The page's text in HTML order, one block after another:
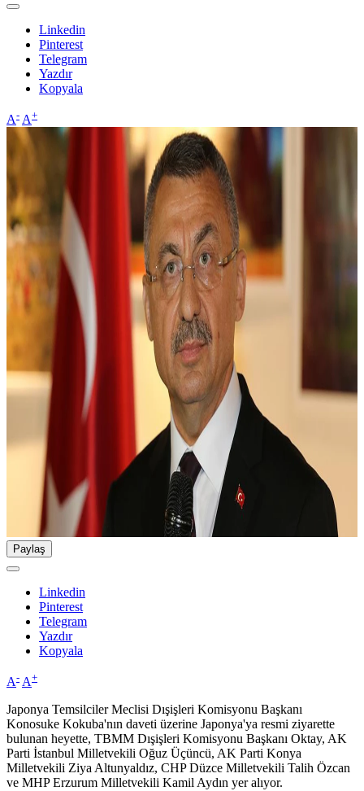
Linkedin
Pinterest
Telegram
Yazdır
Kopyala
A- A+
Paylaş
Linkedin
Pinterest
Telegram
Yazdır
Kopyala
A- A+
Japonya Temsilciler Meclisi Dışişleri Komisyonu Başkanı
Konosuke Kokuba'nın daveti üzerine Japonya'ya resmi ziyarette
bulunan heyette, TBMM Dışişleri Komisyonu Başkanı Oktay, AK
Parti İstanbul Milletvekili Oğuz Üçüncü, AK Parti Konya
Milletvekili Ziya Altunyaldız, CHP Düzce Milletvekili Talih Özcan
ve MHP Erzurum Milletvekili Kamil Aydın yer alıyor.